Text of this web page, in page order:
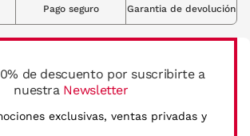
de descuento por suscribirte a
nuestra Newsletter
exclusivas, ventas privadas y
Pago seguro Garantia de devolución